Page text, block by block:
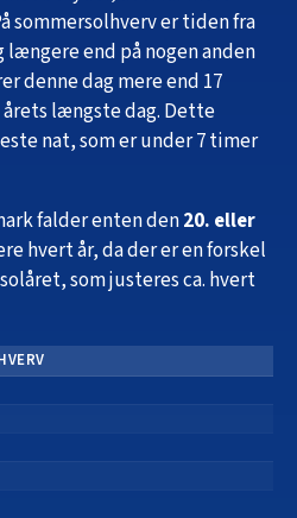
sommersolhverv er tiden fra
end på nogen anden
denne dag mere end 17
længste dag. Dette
nat, som er under 7 timer
falder enten den20. eller
hvert år, da der er en forskel
som justeres ca. hvert